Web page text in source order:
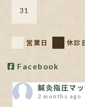
31
営業日 休診
Facebook
鍼灸指圧マ
2 months ago